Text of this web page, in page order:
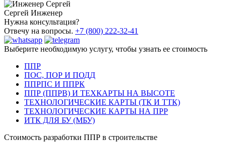
Сергей Инженер
Нужна консультация?
Отвечу на вопросы. +7 (800) 222-32-41
Выберите необходимую услугу, чтобы узнать ее стоимость
ППР
ПОС, ПОР И ПОДД
ППРПС И ППРК
ППР (ППРВ) И ТЕХКАРТЫ НА ВЫСОТЕ
ТЕХНОЛОГИЧЕСКИЕ КАРТЫ (ТК И ТТК)
ТЕХНОЛОГИЧЕСКИЕ КАРТЫ НА ПРР
ИТК ДЛЯ БУ (МБУ)
Стоимость разработки ППР в строительстве